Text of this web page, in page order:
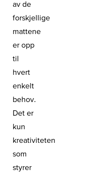
av de
forskjellige
mattene
er opp
til
hvert
enkelt
behov.
Det er
kun
kreativiteten
som
styrer